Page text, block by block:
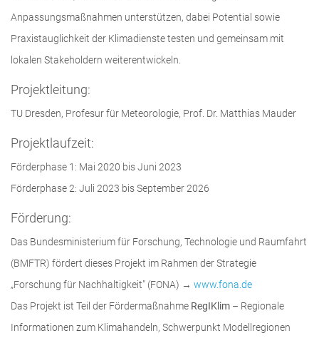
Anpassungsmaßnahmen unterstützen, dabei Potential sowie
Praxistauglichkeit der Klimadienste testen und gemeinsam mit
lokalen Stakeholdern weiterentwickeln.
Projektleitung:
TU Dresden, Profesur für Meteorologie, Prof. Dr. Matthias Mauder
Projektlaufzeit:
Förderphase 1: Mai 2020 bis Juni 2023
Förderphase 2: Juli 2023 bis September 2026
Förderung:
Das Bundesministerium für Forschung, Technologie und Raumfahrt
(BMFTR) fördert dieses Projekt im Rahmen der Strategie
„Forschung für Nachhaltigkeit" (FONA) → www.fona.de
Das Projekt ist Teil der Fördermaßnahme RegIKlim – Regionale
Informationen zum Klimahandeln, Schwerpunkt Modellregionen